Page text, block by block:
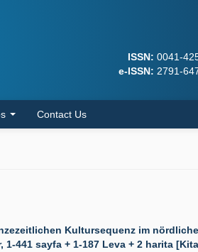
ISSN: 0041-
e-ISSN: 2791-
Contact Us
Kultursequenz im
sayfa + 1-187 Leva + 2 harita